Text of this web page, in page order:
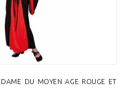
DU MOYEN AGE ROUGE ET